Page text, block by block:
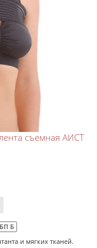
съемная АИСТ
Б
и мягких тканей.